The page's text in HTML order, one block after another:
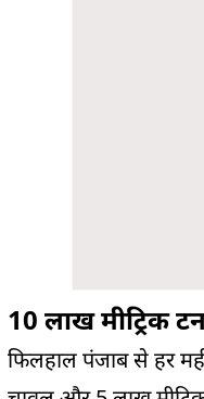
10 लाख मीट्रिक
फिलहाल पंजाब से हर